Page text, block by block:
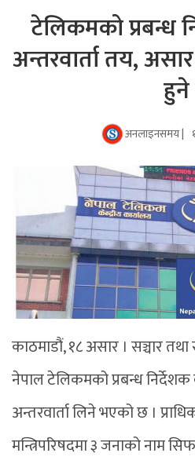
टेलिकमको प्रबन्ध
अन्तरवार्ता तय,
हुने
अनलाइनसमय |
काठमाडौं, १८ असार । सञ्चार
नेपाल टेलिकमको प्रबन्ध
अन्तरवार्ता लिने भएको छ ।
मन्त्रिपरिषदमा ३ जनाको नाम